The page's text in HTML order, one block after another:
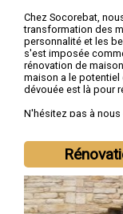
Chez Socorebat,
transformation des
personnalité et les
s'est imposée
rénovation de
maison a le
dévouée est là pour
N'hésitez pas à
Nous intervenons
Cosne-Cours-sur-
sur-Loire,
Machine